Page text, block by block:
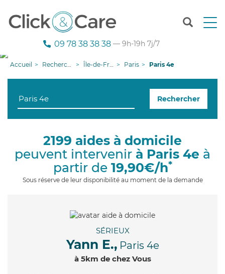
T
n
g
09 78 38 38 38 — 9h-19h 7j/7
Accueil Recherche aide à domicile Île-de-France Paris Paris 4e
Rechercher
2199 aides à domicile
peuvent intervenir à Paris 4e à
partir de 19,90€/h*
Sous réserve de leur disponibilité au moment de la demande
SÉRIEUX
Yann E., Paris 4e
à 5km de chez Vous